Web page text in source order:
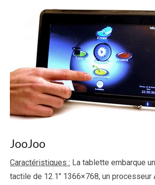
JooJoo
Caractéristiques : La tablette embarque
tactile de 12.1″ 1366×768, un processeur